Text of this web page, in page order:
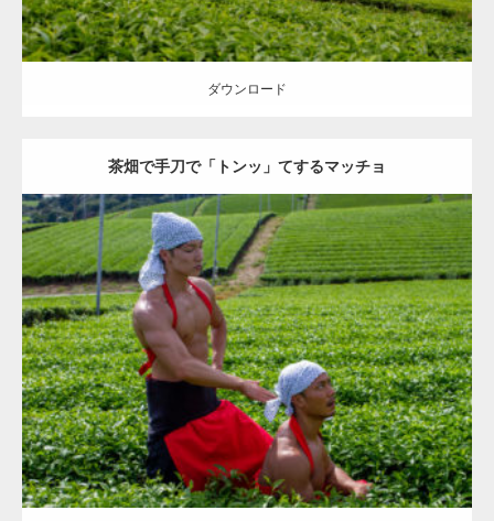
ダウンロード
茶畑で手刀で「トンッ」てするマッチョ
Update:2023.02.11
Category:茶畑のマッチョ その他 TOSHI(大胸筋)AKIHITO(細マッチ
ョ) 肩 上腕三頭筋 手刀マッチョ 八女 (福岡)
ダウンロード